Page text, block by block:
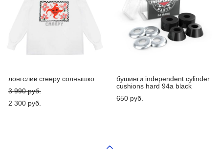
лонгслив creepy солнышко
3 990 pуб.
2 300 pуб.
бушинги independent cylinder
cushions hard 94a black
650 pуб.